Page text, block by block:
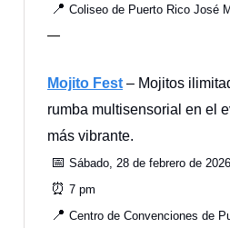
📍 Coliseo de Puerto Rico José
—
Mojito Fest – Mojitos
rumba multisensorial en el
más vibrante.
📅 Sábado, 28 de febrero de 2026
⏰ 7 pm
📍 Centro de Convenciones de